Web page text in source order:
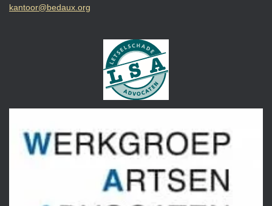
kantoor@bedaux.org